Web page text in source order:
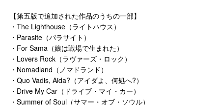
【第五版で追加された作品のうちの一部】
・The Lighthouse（ライトハウス）
・Parasite（パラサイト）
・For Sama（娘は戦場で生まれた）
・Lovers Rock（ラヴァーズ・ロック）
・Nomadland（ノマドランド）
・Quo Vadis, Aida?（アイダよ、何処へ?）
・Drive My Car（ドライブ・マイ・カー）
・Summer of Soul（サマー・オブ・ソウル）